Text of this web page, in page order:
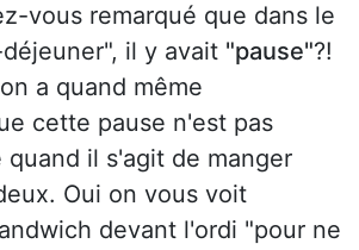
vous remarqué que dans le
il y avait "pause"?!
a quand même
cette pause n'est pas
quand il s'agit de manger
Oui on vous voit
devant l'ordi "pour ne